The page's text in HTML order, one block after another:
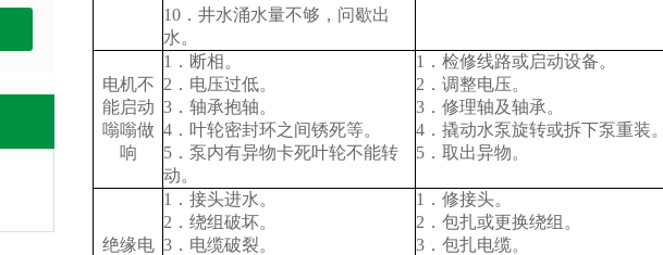
10．井水涌水量不够，问歇出
水。
电机不
能启动
嗡嗡做
响
1．断相。
2．电压过低。
3．轴承抱轴。
4．叶轮密封环之间锈死等。
5．泵内有异物卡死叶轮不能转
动。
1．检修线路或启动设备。
2．调整电压。
3．修理轴及轴承。
4．撬动水泵旋转或拆下泵重装
5．取出异物。
绝缘电
1．接头进水。
2．绕组破坏。
3．电缆破裂。
1．修接头。
2．包扎或更换绕组。
3．包扎电缆。